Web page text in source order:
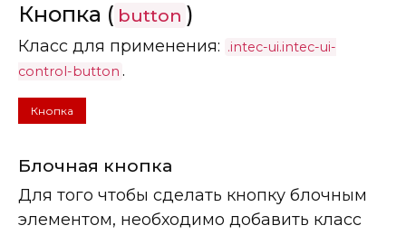
Кнопка ( button )
Класс для применения: .intec-ui.intec-ui-
control-button .
Кнопка
Блочная кнопка
Для того чтобы сделать кнопку блочным
элементом, необходимо добавить класс